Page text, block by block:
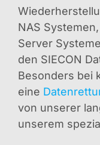
NAS
Server
den SIECON
Besonders bei
eine
von unserer
unserem